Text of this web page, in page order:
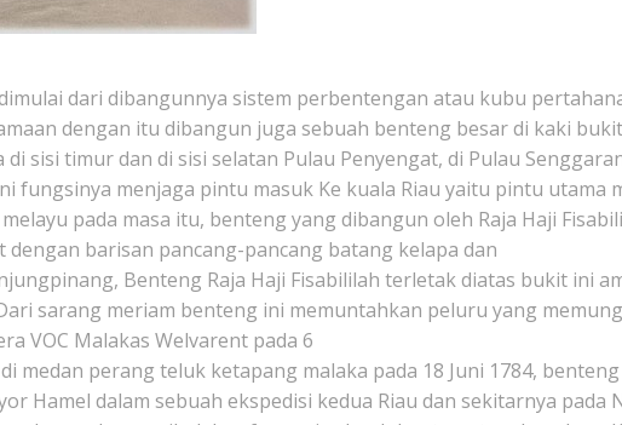
dari dibangunnya sistem perbentengan atau kubu
dengan itu dibangun juga sebuah benteng besar di kaki
sisi timur dan di sisi selatan Pulau Penyengat, di Pulau
fungsinya menjaga pintu masuk Ke kuala Riau yaitu pintu utama
pada masa itu, benteng yang dibangun oleh Raja Haji
barisan pancang-pancang batang kelapa dan
Benteng Raja Haji Fisabililah terletak diatas bukit ini
sarang meriam benteng ini memuntahkan peluru yang
VOC Malakas Welvarent pada 6
medan perang teluk ketapang malaka pada 18 Juni 1784,
Hamel dalam sebuah ekspedisi kedua Riau dan sekitarnya pada